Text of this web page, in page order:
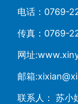
电话：0769-
传真：0769-
网址
邮箱
联系人： 苏小